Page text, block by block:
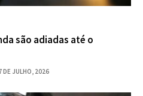
são adiadas até o
DE JULHO, 2026